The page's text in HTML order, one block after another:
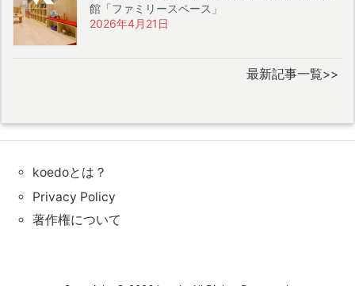
館「ファミリースペース」
2026年4月21日
最新記事一覧>>
koedoとは？
Privacy Policy
著作権について